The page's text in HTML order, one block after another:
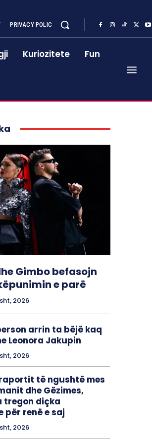
PRIVACY POLIC
Kuriozitete Fun
Gimbo befasojn
e parë
2026
arrin ta bëjë kaq
Leonora Jakupin
2026
të ngushtë mes
dhe Gëzimes,
tregon diçka
për renë e saj
2026